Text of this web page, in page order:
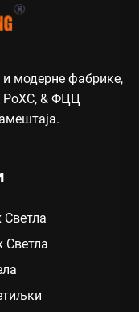
модерне фабрике,
РоХС, & ФЦЦ
Светла
Светла